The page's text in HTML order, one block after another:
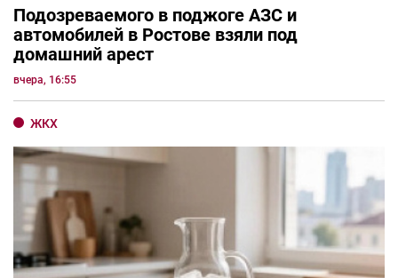
Подозреваемого в поджоге АЗС и
автомобилей в Ростове взяли под
домашний арест
вчера, 16:55
ЖКХ